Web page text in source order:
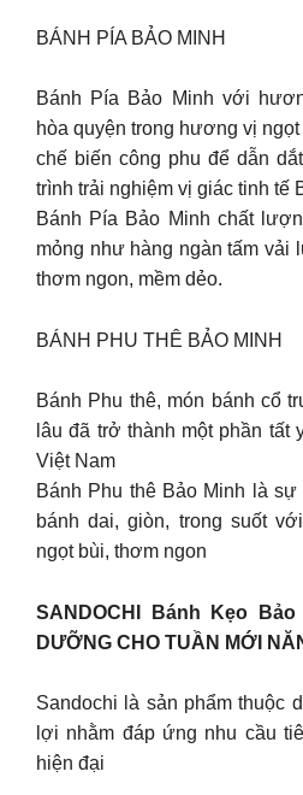
BÁNH PÍA BẢO MINH
Bánh Pía Bảo Minh với
hòa quyện trong hương vị
chế biến công phu để dẫn
trình trải nghiệm vị giác tinh tế
Bánh Pía Bảo Minh chất
mỏng như hàng ngàn tấm vải
thơm ngon, mềm dẻo.
BÁNH PHU THÊ BẢO MINH
Bánh Phu thê, món bánh cổ
lâu đã trở thành một phần tất
Việt Nam
Bánh Phu thê Bảo Minh là
bánh dai, giòn, trong suốt
ngọt bùi, thơm ngon
SANDOCHI Bánh Kẹo
DƯỠNG CHO TUẦN MỚI
Sandochi là sản phẩm thuộc
lợi nhằm đáp ứng nhu cầu
hiện đại